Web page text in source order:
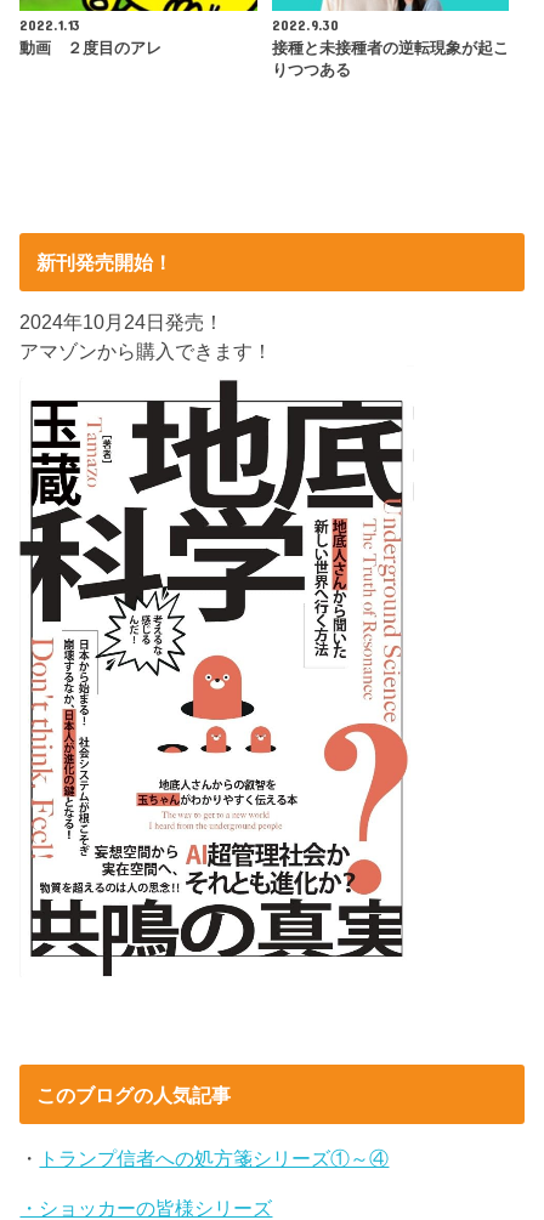
2022.1.13
動画 ２度目のアレ
2022.9.30
接種と未接種者の逆転現象が起こ
りつつある
新刊発売開始！
2024年10月24日発売！
アマゾンから購入できます！
このブログの人気記事
・ トランプ信者への処方箋シリーズ①～④
・ショッカーの皆様シリーズ